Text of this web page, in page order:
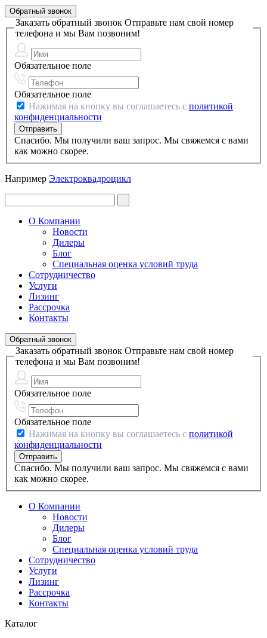
Обратный звонок
Заказать обратный звонок Отправьте нам свой номер
телефона и мы Вам позвоним!
Обязательное поле
Обязательное поле
Нажимая на кнопку вы соглашаетесь с политикой
конфиденциальности
Спасибо. Мы получили ваш запрос. Мы свяжемся с вами
как можно скорее.
Например Электроквадроцикл
О Компании
Новости
Дилеры
Блог
Специальная оценка условий труда
Сотрудничество
Услуги
Лизинг
Рассрочка
Контакты
Обратный звонок
Заказать обратный звонок Отправьте нам свой номер
телефона и мы Вам позвоним!
Обязательное поле
Обязательное поле
Нажимая на кнопку вы соглашаетесь с политикой
конфиденциальности
Спасибо. Мы получили ваш запрос. Мы свяжемся с вами
как можно скорее.
О Компании
Новости
Дилеры
Блог
Специальная оценка условий труда
Сотрудничество
Услуги
Лизинг
Рассрочка
Контакты
Каталог